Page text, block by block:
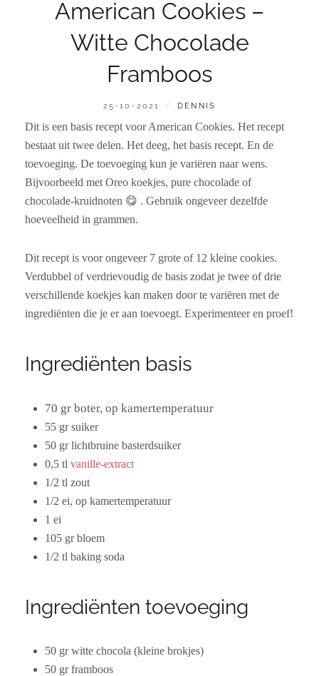
American Cookies –
Witte Chocolade
Framboos
GEPLAATST
25-10-2021 BY
DENNIS
Dit is een basis recept voor American Cookies. Het recept
bestaat uit twee delen. Het deeg, het basis recept. En de
toevoeging. De toevoeging kun je variëren naar wens.
Bijvoorbeeld met Oreo koekjes, pure chocolade of
chocolade-kruidnoten 😋 . Gebruik ongeveer dezelfde
hoeveelheid in grammen.
Dit recept is voor ongeveer 7 grote of 12 kleine cookies.
Verdubbel of verdrievoudig de basis zodat je twee of drie
verschillende koekjes kan maken door te variëren met de
ingrediënten die je er aan toevoegt. Experimenteer en proef!
Ingrediënten basis
70 gr boter, op kamertemperatuur
55 gr suiker
50 gr lichtbruine basterdsuiker
0,5 tl vanille-extract
1/2 tl zout
1/2 ei, op kamertemperatuur
1 ei
105 gr bloem
1/2 tl baking soda
Ingrediënten toevoeging
50 gr witte chocola (kleine brokjes)
50 gr framboos